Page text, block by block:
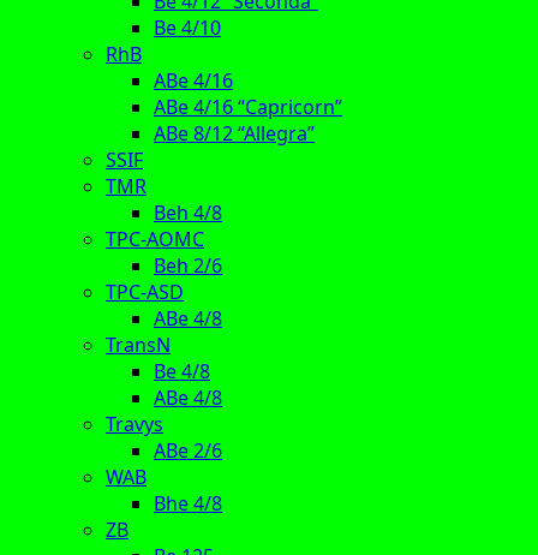
Be 4/10
RhB
ABe 4/16
ABe 4/16 “Capricorn”
ABe 8/12 “Allegra”
SSIF
TMR
Beh 4/8
TPC-AOMC
Beh 2/6
TPC-ASD
ABe 4/8
TransN
Be 4/8
ABe 4/8
Travys
ABe 2/6
WAB
Bhe 4/8
ZB